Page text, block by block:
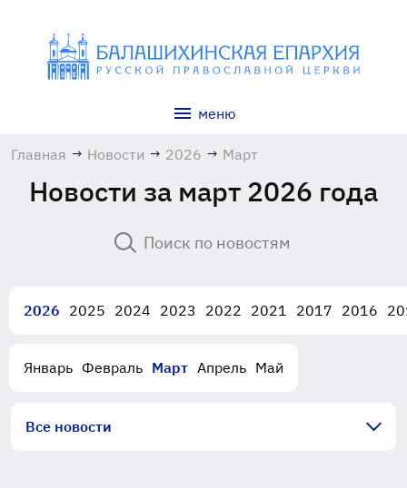
меню
Главная → Новости → 2026 → Март
Новости за март 2026 года
2026 2025 2024 2023 2022 2021 2017 2016
Январь Февраль Март Апрель Май
Все новости